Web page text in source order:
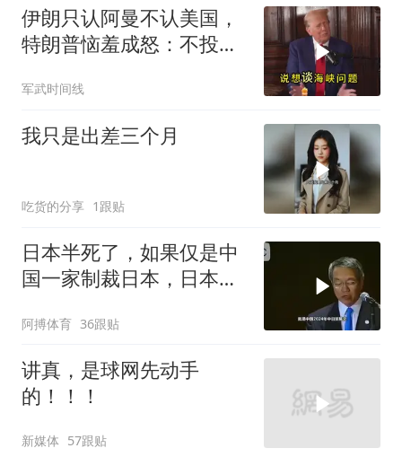
伊朗只认阿曼不认美国，
特朗普恼羞成怒：不投降
军武时间线
我只是出差三个月
吃货的分享 1跟贴
日本半死了，如果仅是中
国一家制裁日本，日本可
阿搏体育 36跟贴
讲真，是球网先动手
的！！！
新媒体 57跟贴